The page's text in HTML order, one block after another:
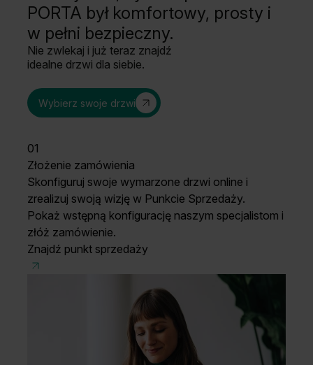
PORTA był komfortowy, prosty i
w pełni bezpieczny.
Nie zwlekaj i już teraz znajdź
idealne drzwi dla siebie.
Wybierz swoje drzwi
01
Złożenie zamówienia
Skonfiguruj swoje wymarzone drzwi online i
zrealizuj swoją wizję w Punkcie Sprzedaży.
Pokaż wstępną konfigurację naszym specjalistom i
złóż zamówienie.
Znajdź punkt sprzedaży